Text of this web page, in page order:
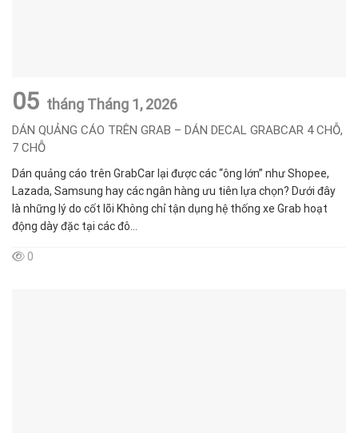
05 tháng Tháng 1, 2026
DÁN QUẢNG CÁO TRÊN GRAB – DÁN DECAL GRABCAR 4 CHỖ,
7 CHỖ
Dán quảng cáo trên GrabCar lại được các “ông lớn” như Shopee,
Lazada, Samsung hay các ngân hàng ưu tiên lựa chọn? Dưới đây
là những lý do cốt lõi Không chỉ tận dụng hệ thống xe Grab hoạt
động dày đặc tại các đô...
0